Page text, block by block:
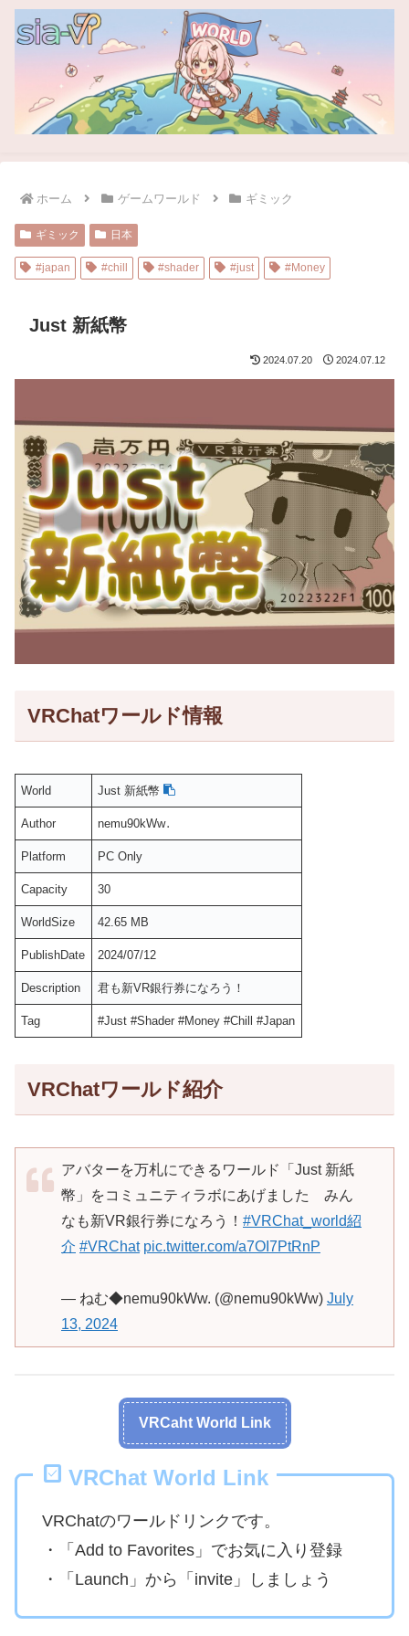
ホーム ゲームワールド ギミック
ギミック 日本
#japan #chill #shader #just #Money
Just 新紙幣
2024.07.20 2024.07.12
VRChatワールド情報
World Just 新紙幣
Author nemu90kWw․
Platform PC Only
Capacity 30
WorldSize 42.65 MB
PublishDate 2024/07/12
Description 君も新VR銀行券になろう！
Tag #Just #Shader #Money #Chill #Japan
VRChatワールド紹介
アバターを万札にできるワールド「Just 新紙
幣」をコミュニティラボにあげました みん
なも新VR銀行券になろう！ #VRChat_world紹
介 #VRChat pic.twitter.com/a7OI7PtRnP
— ねむ◆nemu90kWw. (@nemu90kWw) July
13, 2024
VRCaht World Link
VRChat World Link
VRChatのワールドリンクです。
・「Add to Favorites」でお気に入り登録
・「Launch」から「invite」しましょう